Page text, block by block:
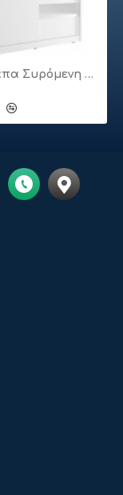
Ντουλάπα Συρόμενη 24113-MJ3-180 Χρώμα Λευκό 180x200x62cm